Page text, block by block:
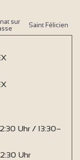
sur
Saint Félicien
Uhr / 13:30–
Uhr